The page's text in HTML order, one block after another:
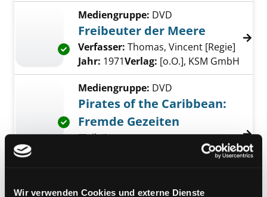
Wir verwenden Cookies und externe Dienste
Exemplar-Details von Freibeuter der Meere
Mediengruppe: DVD
Freibeuter der Meere
Verfasser: Thomas, Vincent [Regie]
Jahr: 1971Verlag: [o.O.], KSM GmbH
Exemplar-Details von Pirates of the
Mediengruppe: DVD
Pirates of the Caribbean:
Fremde Gezeiten
[Teil 4]
Marshall, Rob [Regie]Suche